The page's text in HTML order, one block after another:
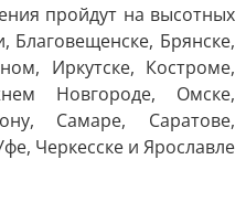
пройдут на высотных
Благовещенске, Брянске,
Иркутске, Костроме,
Новгороде, Омске,
Самаре, Саратове,
Черкесске и Ярославле